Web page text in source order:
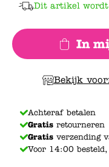
Dit artikel wordt
In
Bekijk
Achteraf betalen
Gratis retourneren
Gratis verzending
Voor 14:00 besteld,